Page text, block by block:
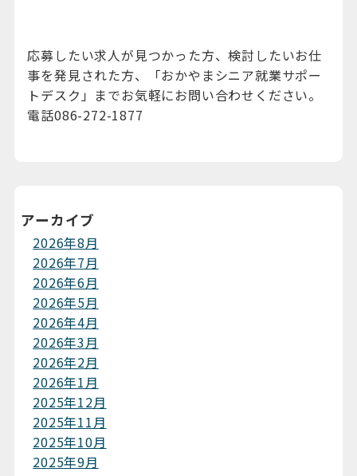
応募したい求人が見つかった方、検討したいお仕
事を発見された方、「おかやまシニア就業サポー
トデスク」までお気軽にお問い合わせください。
電話086-272-1877
アーカイブ
2026年8月
2026年7月
2026年6月
2026年5月
2026年4月
2026年3月
2026年2月
2026年1月
2025年12月
2025年11月
2025年10月
2025年9月